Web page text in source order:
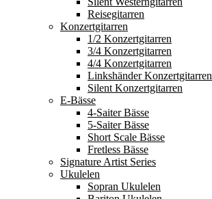
Reisegitarren
Konzertgitarren
1/2 Konzertgitarren
3/4 Konzertgitarren
4/4 Konzertgitarren
Linkshänder Konzertgitarren
Silent Konzertgitarren
E-Bässe
4-Saiter Bässe
5-Saiter Bässe
Short Scale Bässe
Fretless Bässe
Signature Artist Series
Ukulelen
Sopran Ukulelen